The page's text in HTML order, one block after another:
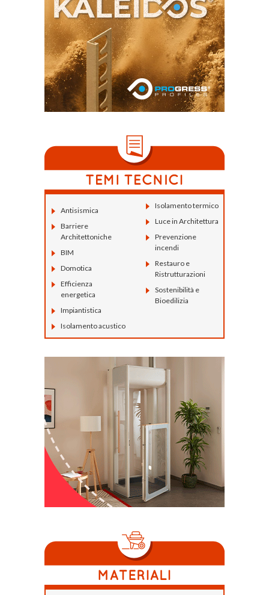
Antisismica
Barriere
Architettoniche
BIM
Domotica
Efficienza
energetica
Impiantistica
Isolamento acustico
Isolamento termico
Luce in Architettura
Prevenzione
incendi
Restauro e
Ristrutturazioni
Sostenibilità e
Bioedilizia